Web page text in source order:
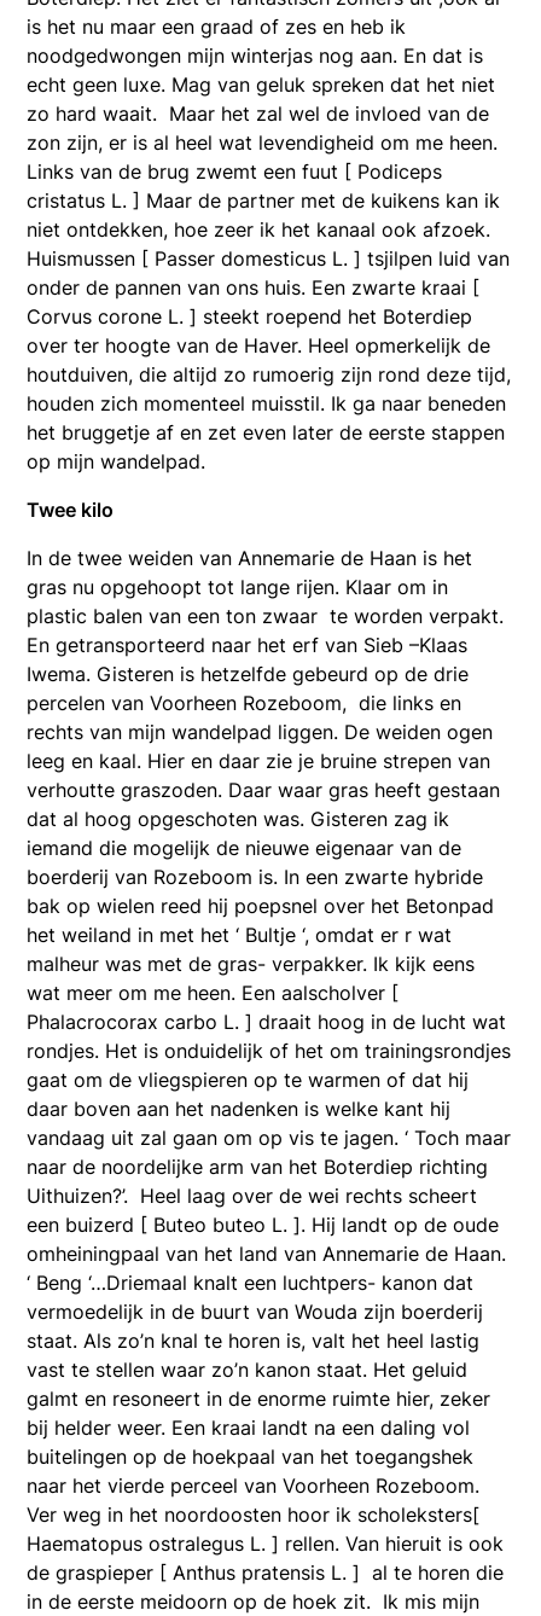
is het nu maar een graad of zes en heb ik
noodgedwongen mijn winterjas nog aan. En dat is
echt geen luxe. Mag van geluk spreken dat het niet
zo hard waait. Maar het zal wel de invloed van de
zon zijn, er is al heel wat levendigheid om me heen.
Links van de brug zwemt een fuut [ Podiceps
cristatus L. ] Maar de partner met de kuikens kan ik
niet ontdekken, hoe zeer ik het kanaal ook afzoek.
Huismussen [ Passer domesticus L. ] tsjilpen luid van
onder de pannen van ons huis. Een zwarte kraai [
Corvus corone L. ] steekt roepend het Boterdiep
over ter hoogte van de Haver. Heel opmerkelijk de
houtduiven, die altijd zo rumoerig zijn rond deze tijd,
houden zich momenteel muisstil. Ik ga naar beneden
het bruggetje af en zet even later de eerste stappen
op mijn wandelpad.
Twee kilo
In de twee weiden van Annemarie de Haan is het
gras nu opgehoopt tot lange rijen. Klaar om in
plastic balen van een ton zwaar te worden verpakt.
En getransporteerd naar het erf van Sieb –Klaas
Iwema. Gisteren is hetzelfde gebeurd op de drie
percelen van Voorheen Rozeboom, die links en
rechts van mijn wandelpad liggen. De weiden ogen
leeg en kaal. Hier en daar zie je bruine strepen van
verhoutte graszoden. Daar waar gras heeft gestaan
dat al hoog opgeschoten was. Gisteren zag ik
iemand die mogelijk de nieuwe eigenaar van de
boerderij van Rozeboom is. In een zwarte hybride
bak op wielen reed hij poepsnel over het Betonpad
het weiland in met het ‘ Bultje ‘, omdat er r wat
malheur was met de gras- verpakker. Ik kijk eens
wat meer om me heen. Een aalscholver [
Phalacrocorax carbo L. ] draait hoog in de lucht wat
rondjes. Het is onduidelijk of het om trainingsrondjes
gaat om de vliegspieren op te warmen of dat hij
daar boven aan het nadenken is welke kant hij
vandaag uit zal gaan om op vis te jagen. ‘ Toch maar
naar de noordelijke arm van het Boterdiep richting
Uithuizen?’. Heel laag over de wei rechts scheert
een buizerd [ Buteo buteo L. ]. Hij landt op de oude
omheiningpaal van het land van Annemarie de Haan.
‘ Beng ‘…Driemaal knalt een luchtpers- kanon dat
vermoedelijk in de buurt van Wouda zijn boerderij
staat. Als zo’n knal te horen is, valt het heel lastig
vast te stellen waar zo’n kanon staat. Het geluid
galmt en resoneert in de enorme ruimte hier, zeker
bij helder weer. Een kraai landt na een daling vol
buitelingen op de hoekpaal van het toegangshek
naar het vierde perceel van Voorheen Rozeboom.
Ver weg in het noordoosten hoor ik scholeksters[
Haematopus ostralegus L. ] rellen. Van hieruit is ook
de graspieper [ Anthus pratensis L. ] al te horen die
in de eerste meidoorn op de hoek zit. Ik mis mijn